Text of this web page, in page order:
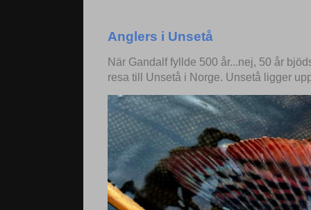
Anglers i Unsetå
När Gandalf fyllde 500 år...nej, 50 år
resa till Unsetå i Norge. Unsetå ligger